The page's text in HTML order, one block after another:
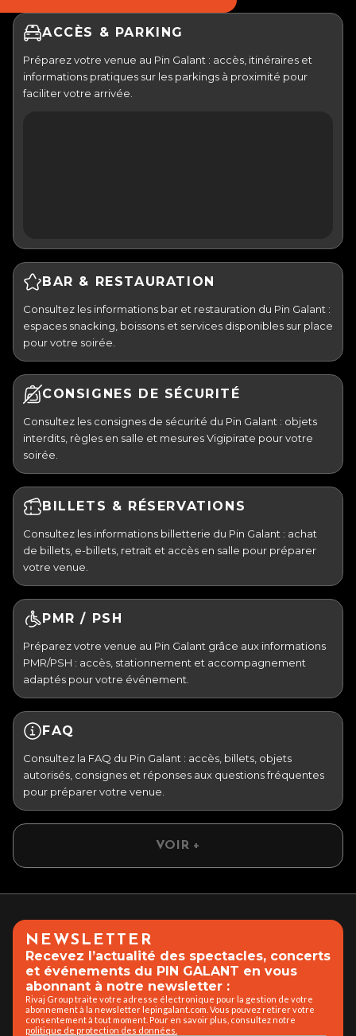
ACCÈS & PARKING
Préparez votre venue au Pin Galant : accès, itinéraires et
informations pratiques sur les parkings à proximité pour
faciliter votre arrivée.
BAR & RESTAURATION
Consultez les informations bar et restauration du Pin Galant :
espaces snacking, boissons et services disponibles sur place
pour votre soirée.
CONSIGNES DE SÉCURITÉ
Consultez les consignes de sécurité du Pin Galant : objets
interdits, règles en salle et mesures Vigipirate pour votre
soirée.
BILLETS & RÉSERVATIONS
Consultez les informations billetterie du Pin Galant : achat
de billets, e-billets, retrait et accès en salle pour préparer
votre venue.
PMR / PSH
Préparez votre venue au Pin Galant grâce aux informations
PMR/PSH : accès, stationnement et accompagnement
adaptés pour votre événement.
FAQ
Consultez la FAQ du Pin Galant : accès, billets, objets
autorisés, consignes et réponses aux questions fréquentes
pour préparer votre venue.
VOIR +
NEWSLETTER
Recevez l’actualité des spectacles, concerts
et événements du PIN GALANT en vous
abonnant à notre newsletter :
Rivaj Group traite votre adresse électronique pour la gestion de votre
abonnement à la newsletter lepingalant.com. Vous pouvez retirer votre
consentement à tout moment. Pour en savoir plus, consultez notre
politique de protection des données.